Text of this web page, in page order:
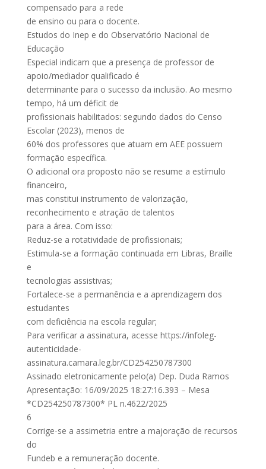
compensado para a rede
de ensino ou para o docente.
Estudos do Inep e do Observatório Nacional de
Educação
Especial indicam que a presença de professor de
apoio/mediador qualificado é
determinante para o sucesso da inclusão. Ao mesmo
tempo, há um déficit de
profissionais habilitados: segundo dados do Censo
Escolar (2023), menos de
60% dos professores que atuam em AEE possuem
formação específica.
O adicional ora proposto não se resume a estímulo
financeiro,
mas constitui instrumento de valorização,
reconhecimento e atração de talentos
para a área. Com isso:
Reduz-se a rotatividade de profissionais;
Estimula-se a formação continuada em Libras, Braille
e
tecnologias assistivas;
Fortalece-se a permanência e a aprendizagem dos
estudantes
com deficiência na escola regular;
Para verificar a assinatura, acesse https://infoleg-
autenticidade-
assinatura.camara.leg.br/CD254250787300
Assinado eletronicamente pelo(a) Dep. Duda Ramos
Apresentação: 16/09/2025 18:27:16.393 – Mesa
*CD254250787300* PL n.4622/2025
6
Corrige-se a assimetria entre a majoração de recursos
do
Fundeb e a remuneração docente.